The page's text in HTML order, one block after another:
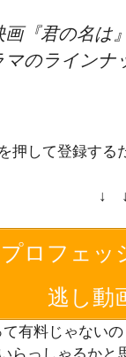
画『君の名は』
のラインナ
押して登録する
↓
ロフェッ
逃し動
有料じゃないの